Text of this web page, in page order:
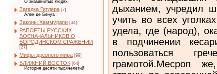
О знаменитых людях
Загадка Гитлера [7]
Ален де Бенуа
Законы Хаммурапи [34]
РАПОРТЫ РУССКИХ
ВОЕНАЧАЛЬНИКОВ О
БОРОДИНСКОМ СРАЖЕНИИ
[27]
Мифы древнего мира [99]
БЛИЖНИЙ ВОСТОК [64]
История десяти тысячелетий
дыханием, учредил
учить во всех
удела, где (народ),
в подчинении
пользоваться
грамотой.Месроп